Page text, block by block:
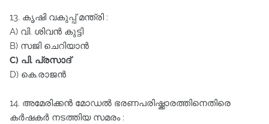
13. കൃഷി വകുപ്പ്‌ മന്ത്രി :
A) വി. ശിവൻ കുട്ടി
B) സജി ചെറിയാൻ
C) പി. പ്രസാദ്‌
D) കെ.രാജൻ
14. അമേരിക്കൻ മോഡൽ ഭരണപരിഷ്ക്കാരത്തിനെതിരെ
കർഷകർ നടത്തിയ സമരം :